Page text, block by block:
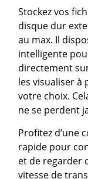
Stockez vos
disque dur
au max. Il
intelligente
directement
les visualiser à
votre choix.
ne se perdent
Profitez d’une
rapide pour
et de regarder
vitesse de